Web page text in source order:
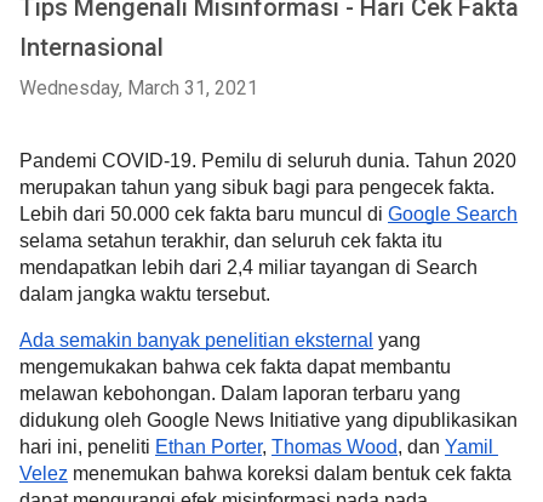
Tips Mengenali Misinformasi - Hari Cek Fakta
Internasional
Wednesday, March 31, 2021
Pandemi COVID-19. Pemilu di seluruh dunia. Tahun 2020
merupakan tahun yang sibuk bagi para pengecek fakta.
Lebih dari 50.000 cek fakta baru muncul di Google Search
selama setahun terakhir, dan seluruh cek fakta itu
mendapatkan lebih dari 2,4 miliar tayangan di Search
dalam jangka waktu tersebut.
Ada semakin banyak penelitian eksternal yang
mengemukakan bahwa cek fakta dapat membantu
melawan kebohongan. Dalam laporan terbaru yang
didukung oleh Google News Initiative yang dipublikasikan
hari ini, peneliti Ethan Porter, Thomas Wood, dan Yamil
Velez menemukan bahwa koreksi dalam bentuk cek fakta